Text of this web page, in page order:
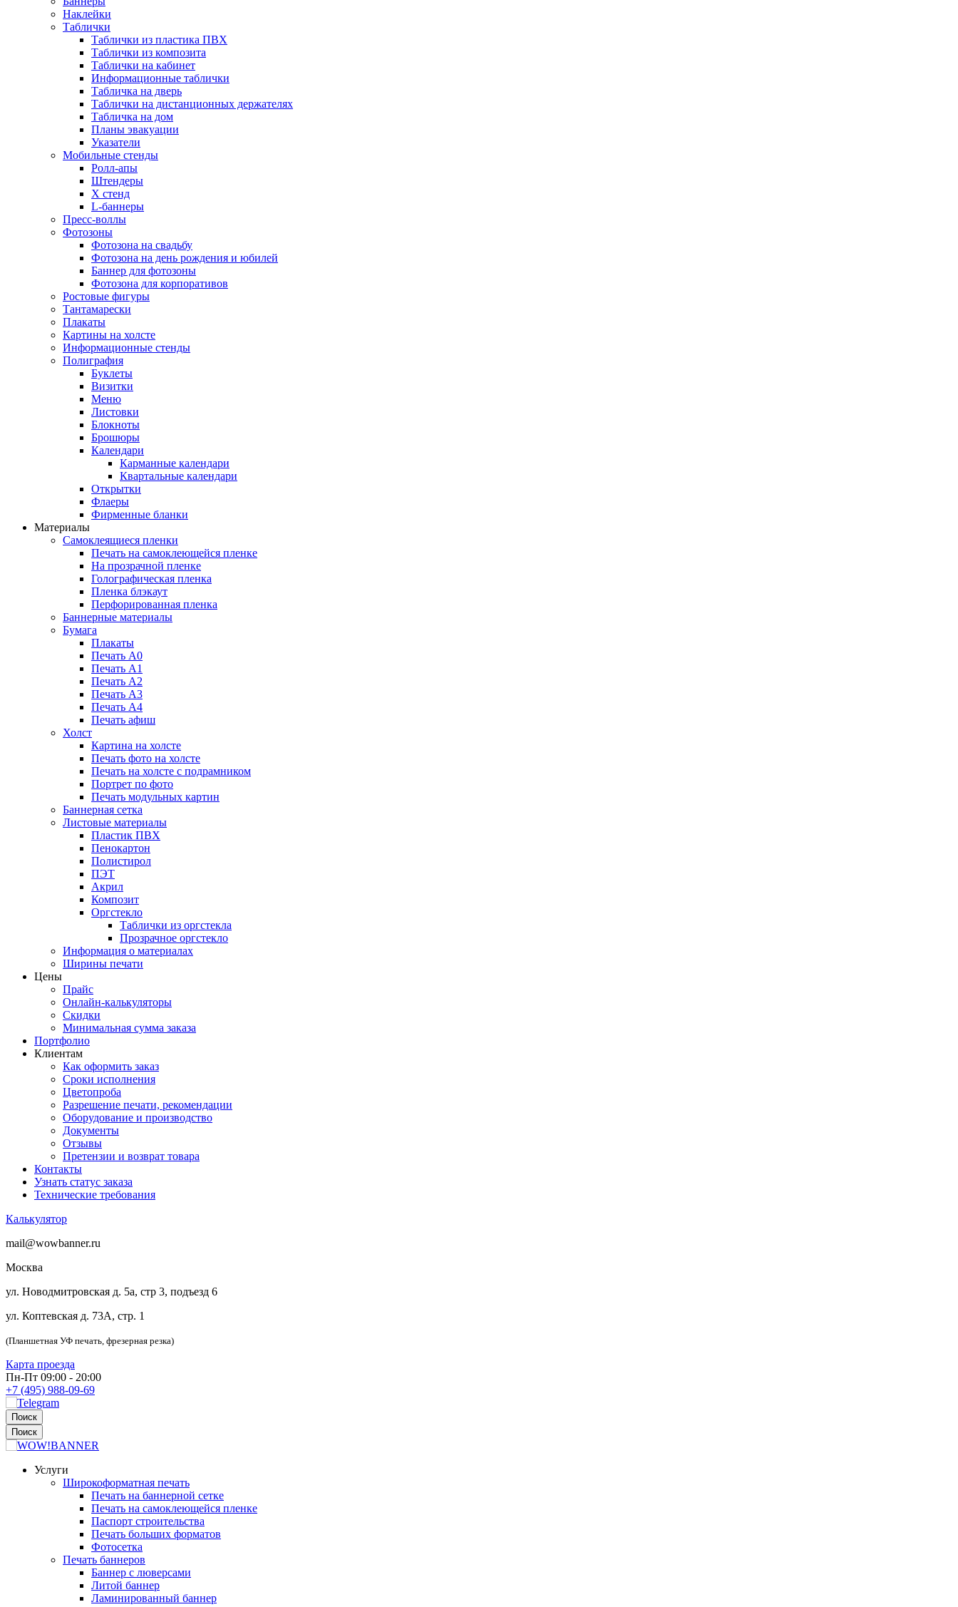
Наклейки
Таблички
Таблички из пластика ПВХ
Таблички из композита
Таблички на кабинет
Информационные таблички
Табличка на дверь
Таблички на дистанционных держателях
Табличка на дом
Планы эвакуации
Указатели
Мобильные стенды
Ролл-апы
Штендеры
Х стенд
L-баннеры
Пресс-воллы
Фотозоны
Фотозона на свадьбу
Фотозона на день рождения и юбилей
Баннер для фотозоны
Фотозона для корпоративов
Ростовые фигуры
Тантамарески
Плакаты
Картины на холсте
Информационные стенды
Полиграфия
Буклеты
Визитки
Меню
Листовки
Блокноты
Брошюры
Календари
Карманные календари
Квартальные календари
Открытки
Флаеры
Фирменные бланки
Материалы
Самоклеящиеся пленки
Печать на самоклеющейся пленке
На прозрачной пленке
Голографическая пленка
Пленка блэкаут
Перфорированная пленка
Баннерные материалы
Бумага
Плакаты
Печать А0
Печать А1
Печать А2
Печать А3
Печать А4
Печать афиш
Холст
Картина на холсте
Печать фото на холсте
Печать на холсте с подрамником
Портрет по фото
Печать модульных картин
Баннерная сетка
Листовые материалы
Пластик ПВХ
Пенокартон
Полистирол
ПЭТ
Акрил
Композит
Оргстекло
Таблички из оргстекла
Прозрачное оргстекло
Информация о материалах
Ширины печати
Цены
Прайс
Онлайн-калькуляторы
Скидки
Минимальная сумма заказа
Портфолио
Клиентам
Как оформить заказ
Сроки исполнения
Цветопроба
Разрешение печати, рекомендации
Оборудование и производство
Документы
Отзывы
Претензии и возврат товара
Контакты
Узнать статус заказа
Технические требования
Калькулятор
mail@wowbanner.ru
Москва
ул. Новодмитровская д. 5а, стр 3, подъезд 6
ул. Коптевская д. 73А, стр. 1
(Планшетная УФ печать, фрезерная резка)
Карта проезда
Пн-Пт 09:00 - 20:00
+7 (495) 988-09-69
Поиск
Поиск
Услуги
Широкоформатная печать
Печать на баннерной сетке
Печать на самоклеющейся пленке
Паспорт строительства
Печать больших форматов
Фотосетка
Печать баннеров
Баннер с люверсами
Литой баннер
Ламинированный баннер